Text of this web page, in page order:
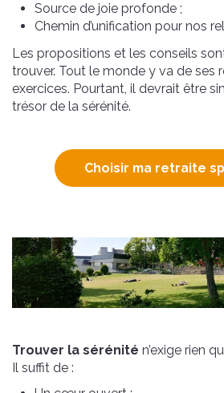
Source de joie profonde ;
Chemin d’unification pour nos
Les propositions et les conseils
trouver. Tout le monde y va de ses
exercices. Pourtant, il devrait être
trésor de la sérénité.
Choisir ma retraite
Trouver la sérénité n’exige rien
Il suffit de :